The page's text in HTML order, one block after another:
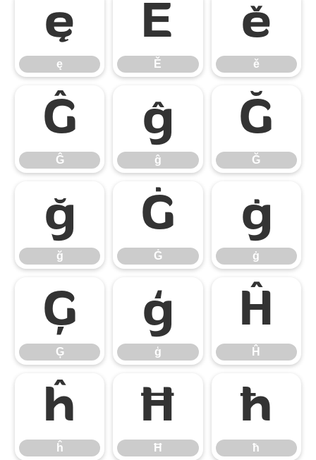
ę
ę
Ě
Ě
ě
ě
Ĝ
Ĝ
ĝ
ĝ
Ğ
Ğ
ğ
ğ
Ġ
Ġ
ġ
ġ
Ģ
Ģ
ģ
ģ
Ĥ
Ĥ
ĥ
ĥ
Ħ
Ħ
ħ
ħ